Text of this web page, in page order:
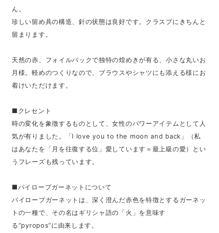
ん。
珍しい留め具の構造、針の状態は良好です。クラスプにきちんと
留まります。
天然の赤、フォイルバックで独特の煌めきが有る、小さな丸いお
月様。軽めのつくりなので、ブラウスやシャツにも添える様にお
着けいただけます。
■クレセント
時の変化を象徴するものとして、女性のパワーアイテムとして人
気が有りました。「I love you to the moon and back」（私
はあなたを「月を往復する位」愛しています＝最上級の愛）とい
うフレーズも残っています。
■パイロープガーネットについて
パイロープガーネットは、深く澄んだ赤色を特徴とするガーネッ
トの一種で、その名はギリシャ語の「火」を意味す
る“pyropos”に由来します。